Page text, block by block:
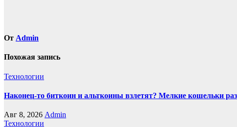
От Admin
Похожая запись
Технологии
Наконец-то биткоин и альткоины взлетят? Мелкие кошельки
Авг 8, 2026 Admin
Технологии